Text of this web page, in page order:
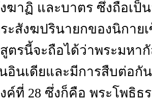
ฆาฏิ และบาตร ซึ่งถือเ
ะสังฆปรินายกของนิกา
ตรนี้จะถือได้ว่าพระมหา
อินเดียและมีการสืบต่อกั
ค์ที่ 28 ซึ่งก็คือ พระโพธิธ